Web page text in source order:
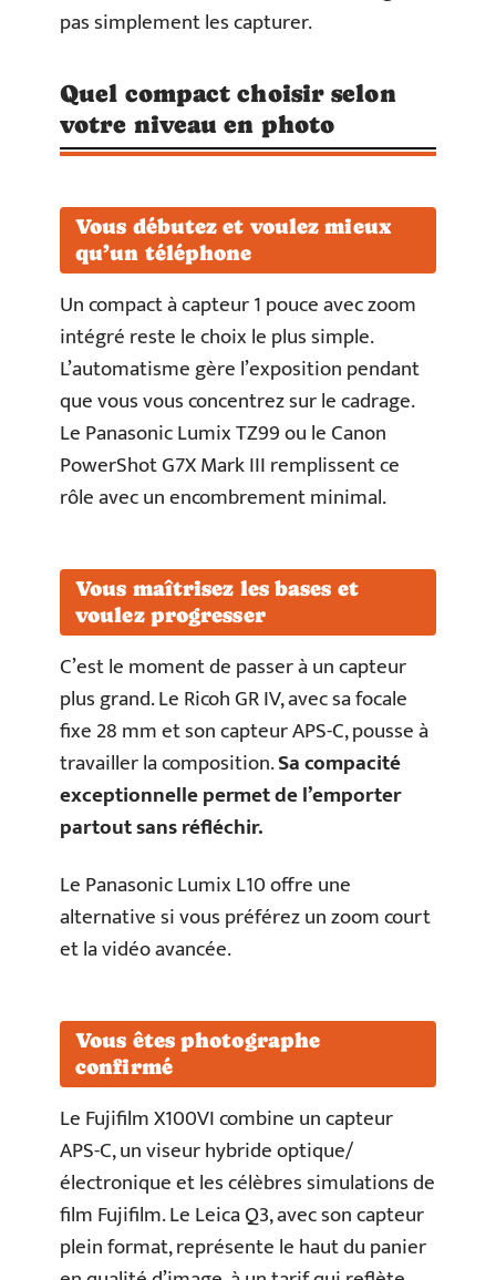
pas simplement les capturer.
Quel compact choisir selon
votre niveau en photo
Vous débutez et voulez mieux
qu’un téléphone
Un compact à capteur 1 pouce avec zoom
intégré reste le choix le plus simple.
L’automatisme gère l’exposition pendant
que vous vous concentrez sur le cadrage.
Le Panasonic Lumix TZ99 ou le Canon
PowerShot G7X Mark III remplissent ce
rôle avec un encombrement minimal.
Vous maîtrisez les bases et
voulez progresser
C’est le moment de passer à un capteur
plus grand. Le Ricoh GR IV, avec sa focale
fixe 28 mm et son capteur APS-C, pousse à
travailler la composition.Sa compacité
exceptionnelle permet de l’emporter
partout sans réfléchir.
Le Panasonic Lumix L10 offre une
alternative si vous préférez un zoom court
et la vidéo avancée.
Vous êtes photographe
confirmé
Le Fujifilm X100VI combine un capteur
APS-C, un viseur hybride optique/
électronique et les célèbres simulations de
film Fujifilm. Le Leica Q3, avec son capteur
plein format, représente le haut du panier